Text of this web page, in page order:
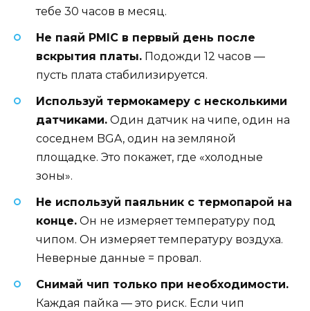
тебе 30 часов в месяц.
Не паяй PMIC в первый день после
вскрытия платы. Подожди 12 часов —
пусть плата стабилизируется.
Используй термокамеру с несколькими
датчиками. Один датчик на чипе, один на
соседнем BGA, один на земляной
площадке. Это покажет, где «холодные
зоны».
Не используй паяльник с термопарой на
конце. Он не измеряет температуру под
чипом. Он измеряет температуру воздуха.
Неверные данные = провал.
Снимай чип только при необходимости.
Каждая пайка — это риск. Если чип